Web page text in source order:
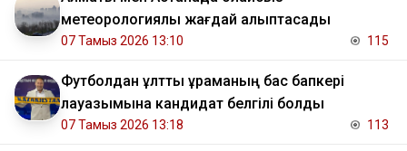
метеорологиялық жағдай қалыптасады
07 Тамыз 2026 13:10 115
Футболдан ұлттық құраманың бас бапкері
лауазымына кандидат белгілі болды
07 Тамыз 2026 13:18 113